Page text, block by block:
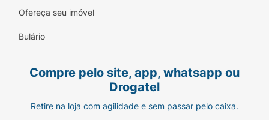
Ofereça seu imóvel
Bulário
Compre pelo site, app, whatsapp ou
Drogatel
Retire na loja com agilidade e sem passar pelo caixa.